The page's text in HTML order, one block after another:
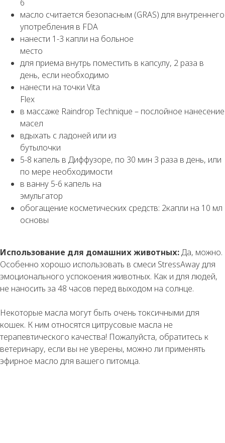
6
масло считается безопасным (GRAS) для внутреннего
употребления в FDA
нанести 1-3 капли на больное
место
для приема внутрь поместить в капсулу, 2 раза в
день, если необходимо
нанести на точки Vita
Flex
в массаже Raindrop Technique – послойное нанесение
масел
вдыхать с ладоней или из
бутылочки
5-8 капель в Диффузоре, по 30 мин 3 раза в день, или
по мере необходимости
в ванну 5-6 капель на
эмульгатор
обогащение косметических средств: 2капли на 10 мл
основы
Использование для домашних животных:Да, можно.
Особенно хорошо использовать в смеси StressAway для
эмоционального успокоения животных. Как и для людей,
не наносить за 48 часов перед выходом на солнце.
Некоторые масла могут быть очень токсичными для
кошек. К ним относятся цитрусовые масла не
терапевтического качества! Пожалуйста, обратитесь к
ветеринару, если вы не уверены, можно ли применять
эфирное масло для вашего питомца.